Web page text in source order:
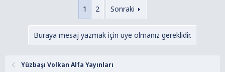
1 2 Sonraki
Buraya mesaj yazmak için üye olmanız gereklidir.
Yüzbaşı Volkan Alfa Yayınları